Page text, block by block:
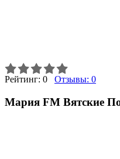
Рейтинг: 0 Отзывы: 0
Мария FM Вятские